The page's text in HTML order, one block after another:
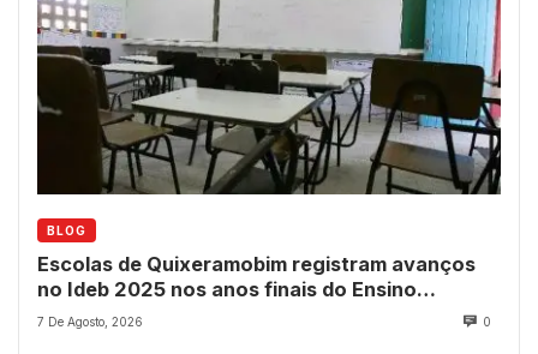
BLOG
Escolas de Quixeramobim registram avanços
no Ideb 2025 nos anos finais do Ensino
Fundamental
7 De Agosto, 2026 0